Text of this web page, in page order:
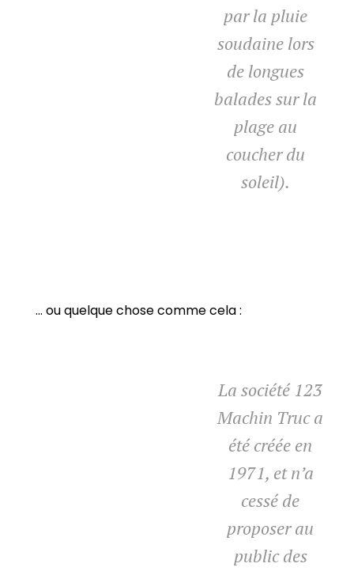
par la pluie
soudaine lors
de longues
balades sur la
plage au
coucher du
soleil).
… ou quelque chose comme cela :
La société 123
Machin Truc a
été créée en
1971, et n’a
cessé de
proposer au
public des